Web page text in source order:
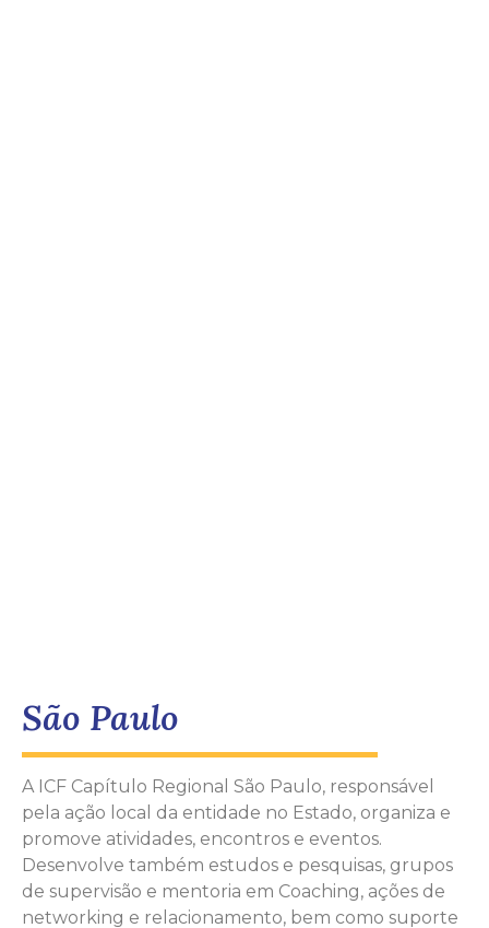
São Paulo
A ICF Capítulo Regional São Paulo, responsável
pela ação local da entidade no Estado, organiza e
promove atividades, encontros e eventos.
Desenvolve também estudos e pesquisas, grupos
de supervisão e mentoria em Coaching, ações de
networking e relacionamento, bem como suporte